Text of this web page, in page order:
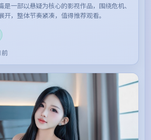
一部以悬疑为核心的影视作品，围绕危机、
开，整体节奏紧凑，值得推荐观看。